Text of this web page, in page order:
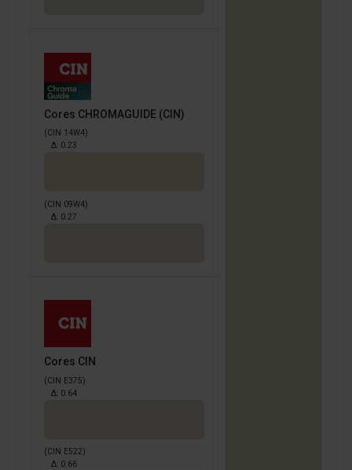
Cores CHROMAGUIDE (CIN)
(CIN 14W4)
Δ: 0.23
(CIN 09W4)
Δ: 0.27
Cores CIN
(CIN E375)
Δ: 0.64
(CIN E522)
Δ: 0.66